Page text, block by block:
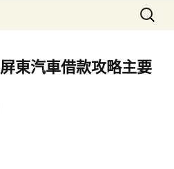
搜
尋
鍵
字:
東汽車借款攻略主要